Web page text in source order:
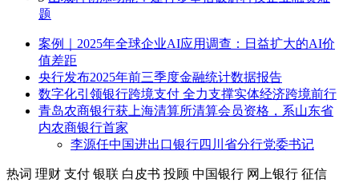
题
案例｜2025年全球企业AI应用调查：日益扩大的AI价
值差距
央行发布2025年前三季度金融统计数据报告
数字化引领银行跨境支付 全力支撑实体经济跨境前行
青岛农商银行获上海清算所清算会员资格，系山东省
内农商银行首家
李源任中国进出口银行四川省分行党委书记
热词 理财 支付 银联 白皮书 投顾 中国银行 网上银行 征信